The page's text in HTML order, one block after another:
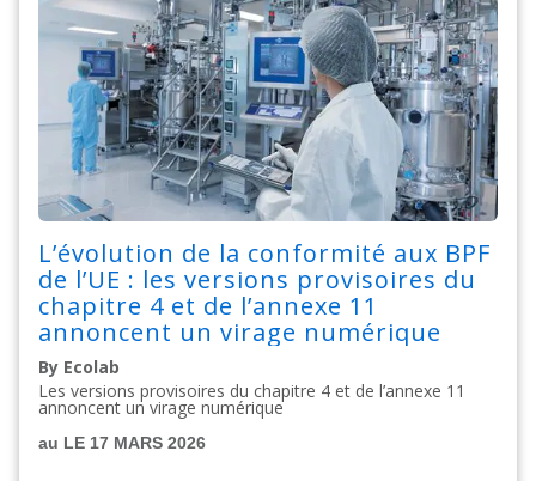
L’évolution de la conformité aux BPF
de l’UE : les versions provisoires du
chapitre 4 et de l’annexe 11
annoncent un virage numérique
By Ecolab
Les versions provisoires du chapitre 4 et de l’annexe 11
annoncent un virage numérique
au LE 17 MARS 2026